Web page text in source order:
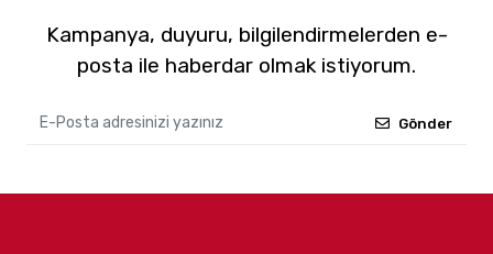
Kampanya, duyuru, bilgilendirmelerden e-
posta ile haberdar olmak istiyorum.
Gönder